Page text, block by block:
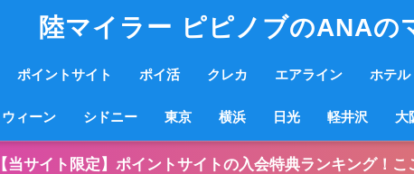
陸マイラー ピピノブのANAの
ポイントサイト ポイ活 クレカ エアライン ホテル
ウィーン シドニー 東京 横浜 日光 軽井沢 大
【当サイト限定】ポイントサイトの入会特典ランキング！